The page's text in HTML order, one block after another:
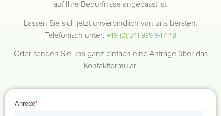
auf Ihre Bedürfnisse angepasst ist.
Lassen Sie sich jetzt unverbindlich von uns beraten.
Telefonisch unter: +49 (0) 341 989 947 48
Oder senden Sie uns ganz einfach eine Anfrage über das
Kontaktformular.